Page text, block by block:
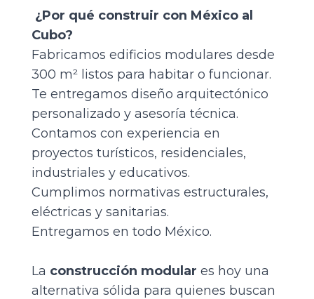
¿Por qué construir con México al
Cubo?
Fabricamos edificios modulares desde
300 m² listos para habitar o funcionar.
Te entregamos diseño arquitectónico
personalizado y asesoría técnica.
Contamos con experiencia en
proyectos turísticos, residenciales,
industriales y educativos.
Cumplimos normativas estructurales,
eléctricas y sanitarias.
Entregamos en todo México.
La construcción modular es hoy una
alternativa sólida para quienes buscan